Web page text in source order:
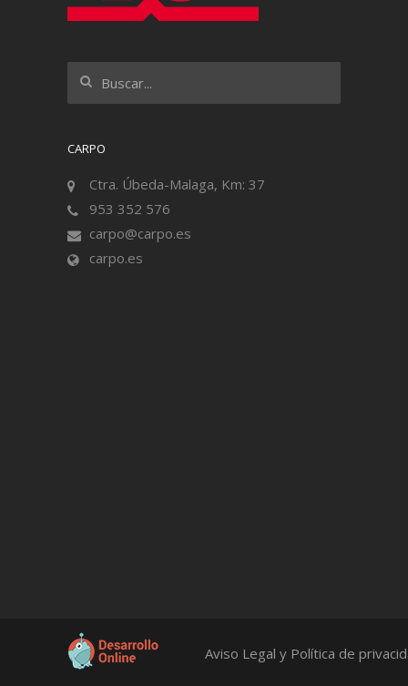
CARPO
Ctra. Úbeda-Malaga, Km: 37
953 352 576
carpo@carpo.es
carpo.es
Aviso Legal y Política de